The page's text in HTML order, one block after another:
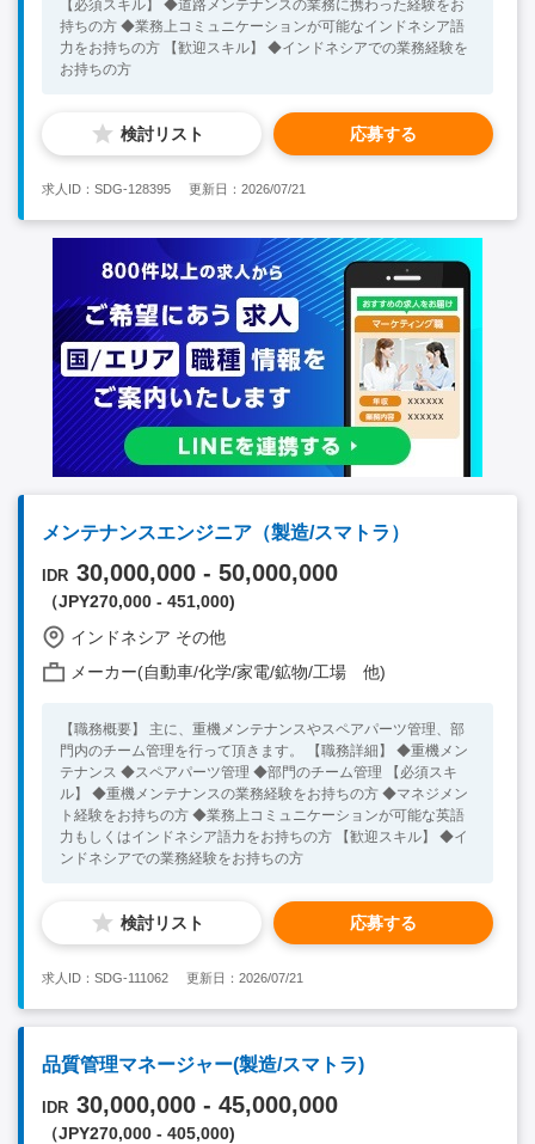
【必須スキル】 ◆道路メンテナンスの業務に携わった経験をお
持ちの方 ◆業務上コミュニケーションが可能なインドネシア語
力をお持ちの方 【歓迎スキル】 ◆インドネシアでの業務経験を
お持ちの方
検討リスト 応募する
求人ID：SDG-128395 更新日：2026/07/21
メンテナンスエンジニア（製造/スマトラ）
IDR 30,000,000 - 50,000,000
（JPY270,000 - 451,000)
インドネシア その他
メーカー(自動車/化学/家電/鉱物/工場 他)
【職務概要】 主に、重機メンテナンスやスペアパーツ管理、部
門内のチーム管理を行って頂きます。 【職務詳細】 ◆重機メン
テナンス ◆スペアパーツ管理 ◆部門のチーム管理 【必須スキ
ル】 ◆重機メンテナンスの業務経験をお持ちの方 ◆マネジメン
ト経験をお持ちの方 ◆業務上コミュニケーションが可能な英語
力もしくはインドネシア語力をお持ちの方 【歓迎スキル】 ◆イ
ンドネシアでの業務経験をお持ちの方
検討リスト 応募する
求人ID：SDG-111062 更新日：2026/07/21
品質管理マネージャー(製造/スマトラ)
IDR 30,000,000 - 45,000,000
（JPY270,000 - 405,000)